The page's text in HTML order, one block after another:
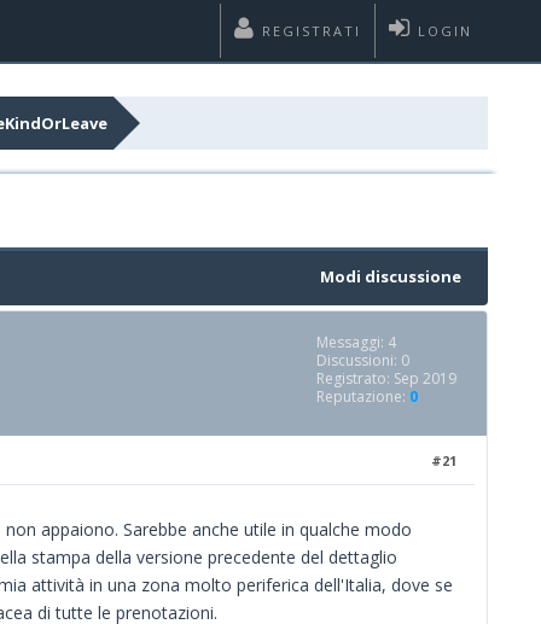
LOGIN
REGISTRATI
Modi discussione
Messaggi: 4
Discussioni: 0
Registrato: Sep 2019
Reputazione: 0
#21
appaiono. Sarebbe anche utile in qualche modo
stampa della versione precedente del dettaglio
attività in una zona molto periferica dell'Italia, dove se
di tutte le prenotazioni.